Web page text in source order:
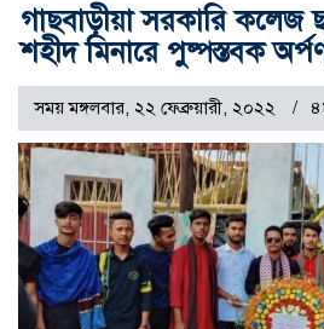
গাছবাড়ীয়া সরকারি কলেজ
শহীদ মিনারে পুষ্পস্তবক
সময় মঙ্গলবার, ২২ ফেব্রুয়ারী, ২০২২